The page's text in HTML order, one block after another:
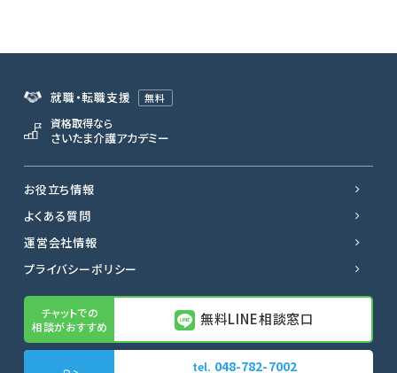
就職・転職支援 無料
資格取得なら
さいたま介護アカデミー
お役立ち情報
よくある質問
運営会社情報
プライバシーポリシー
無料LINE相談窓口
048-782-7002